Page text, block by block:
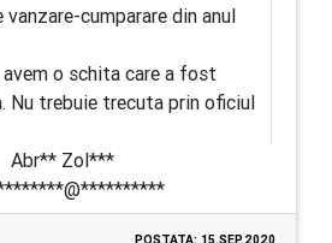
cumparare din anul
o schita care a fost
Nu trebuie trecuta prin oficiul
Abr** Zol***